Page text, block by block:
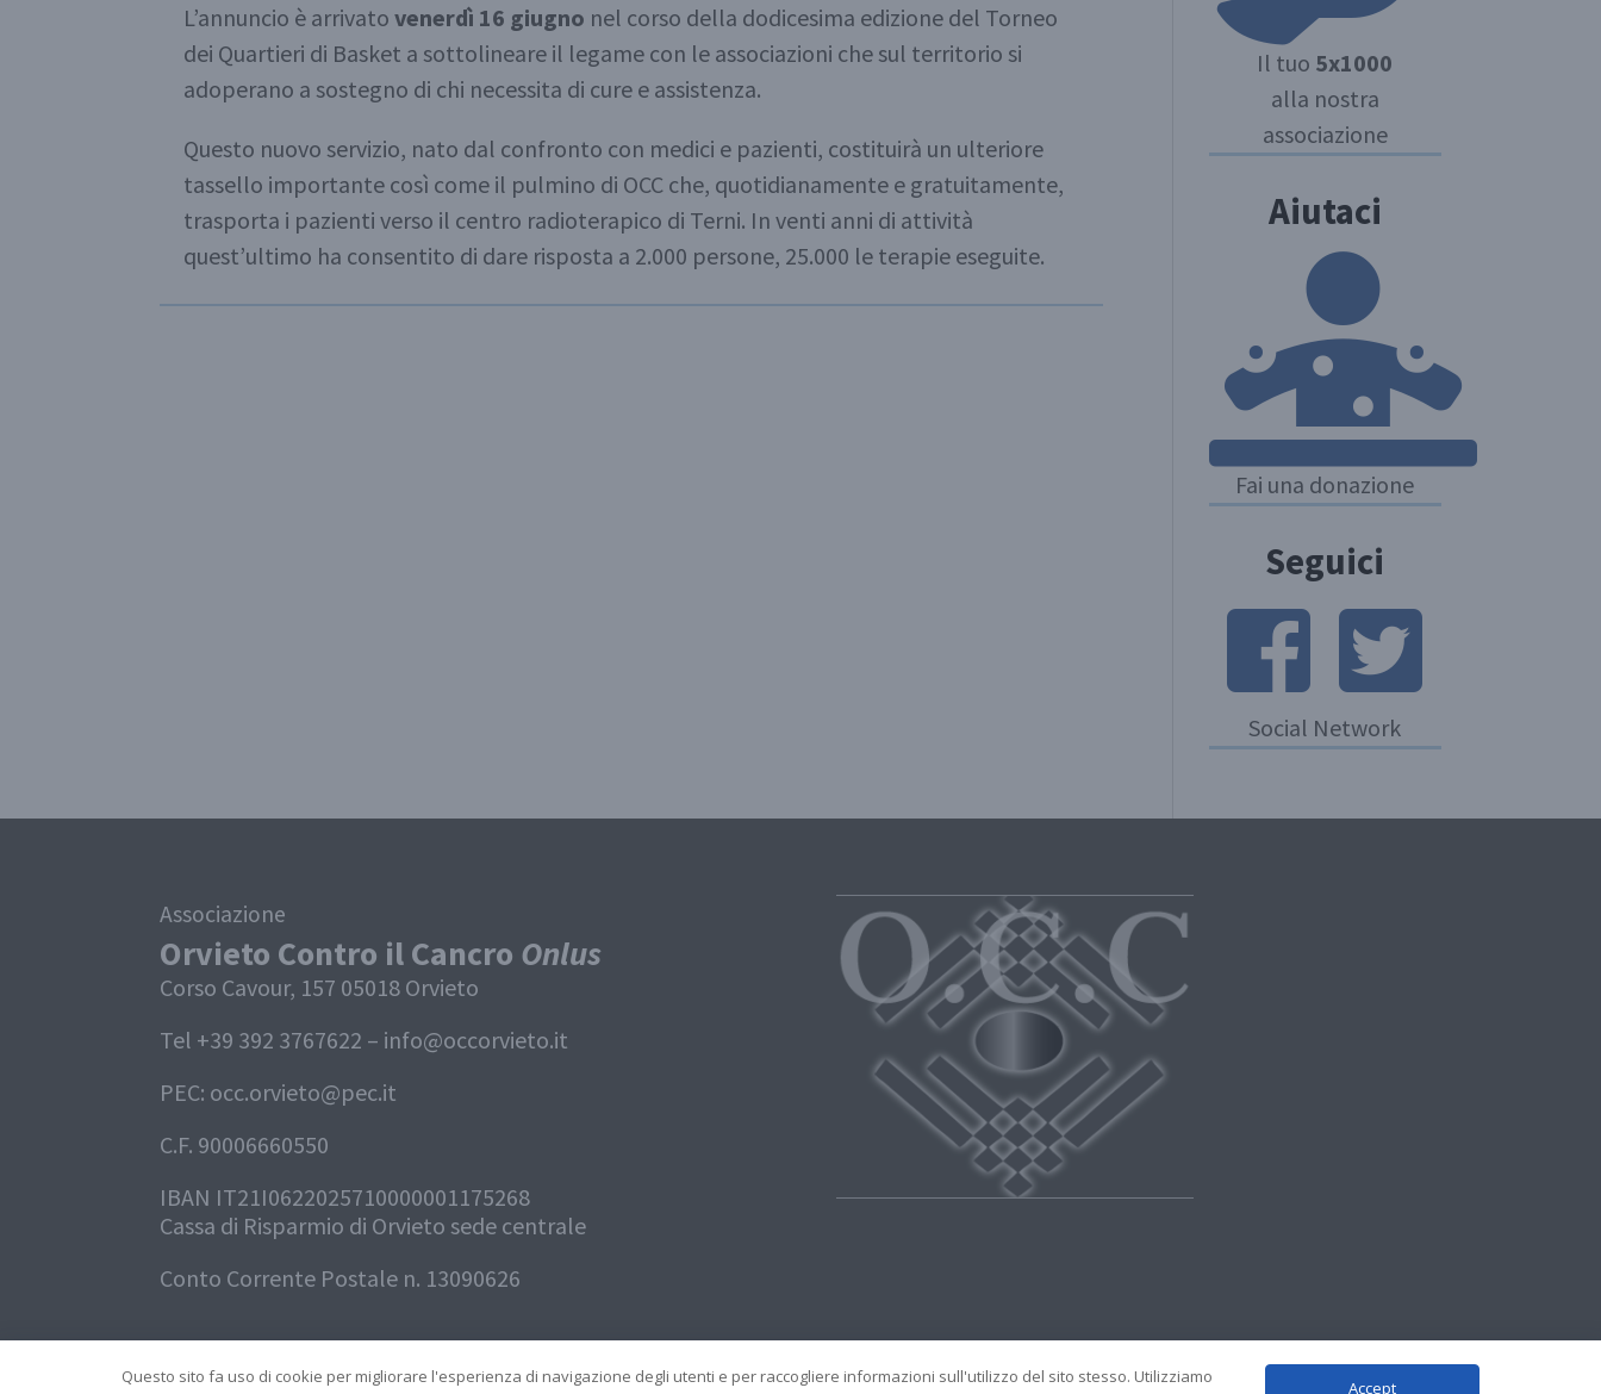
L’annuncio è arrivatovenerdì 16 giugno nel corso della dodicesima edizione del Torneo
dei Quartieri di Basket a sottolineare il legame con le associazioni che sul territorio si
adoperano a sostegno di chi necessita di cure e assistenza.
Questo nuovo servizio, nato dal confronto con medici e pazienti, costituirà un ulteriore
tassello importante così come il pulmino di OCC che, quotidianamente e gratuitamente,
trasporta i pazienti verso il centro radioterapico di Terni. In venti anni di attività
quest’ultimo ha consentito di dare risposta a 2.000 persone, 25.000 le terapie eseguite.
Il tuo 5x1000
alla nostra
associazione
Aiutaci
Fai una donazione
Seguici
Social Network
Associazione
Orvieto Contro il Cancro Onlus
Corso Cavour, 157 05018 Orvieto
Tel +39 392 3767622 – info@occorvieto.it
PEC: occ.orvieto@pec.it
C.F. 90006660550
IBAN IT21I0622025710000001175268
Cassa di Risparmio di Orvieto sede centrale
Conto Corrente Postale n. 13090626
Questo sito fa uso di cookie per migliorare l'esperienza di navigazione degli utenti e per raccogliere informazioni sull'utilizzo del sito stesso. Utilizziamo
Accept